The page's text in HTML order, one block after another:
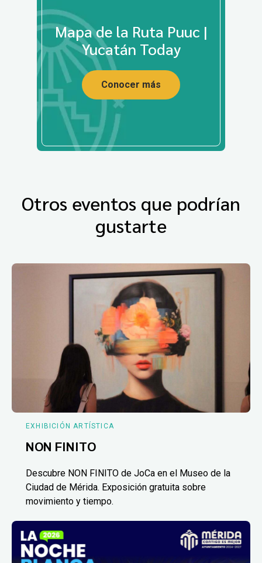
Mapa de la Ruta Puuc |
Yucatán Today
Conocer más
Otros eventos que podrían
gustarte
EXHIBICIÓN ARTÍSTICA
NON FINITO
Descubre NON FINITO de JoCa en el Museo de la
Ciudad de Mérida. Exposición gratuita sobre
movimiento y tiempo.